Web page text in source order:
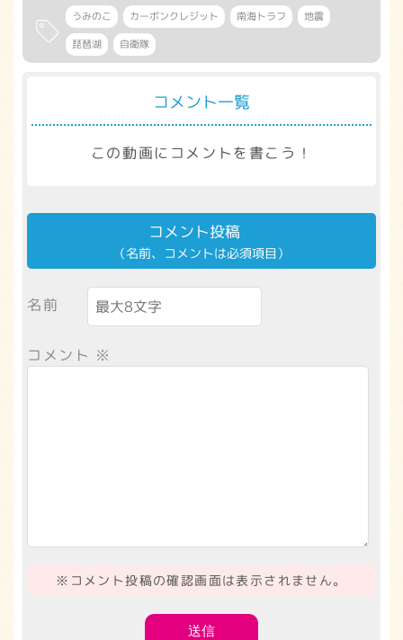
うみのこ カーボンクレジット 南海トラフ
地震
琵琶湖
自衛隊
コメント一覧
この動画にコメントを書こう！
コメント投稿
（名前、コメントは必須項目）
名前
コメント ※
※コメント投稿の確認画面は表示されません。